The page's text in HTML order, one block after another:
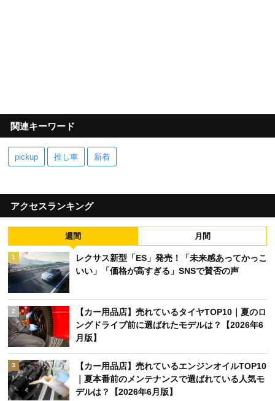
関連キーワード
pickup 推し車 新着
アクセスランキング
週間 月間
1
レクサス新型「ES」発売！「未来感あってかっこ
いい」「価格が高すぎる」SNSで賛否の声
2
【カー用品店】売れているタイヤTOP10｜夏のロ
ングドライブ前に選ばれたモデルは？【2026年6
月版】
3
【カー用品店】売れているエンジンオイルTOP10
｜夏本番前のメンテナンスで選ばれている人気モ
デルは？【2026年6月版】